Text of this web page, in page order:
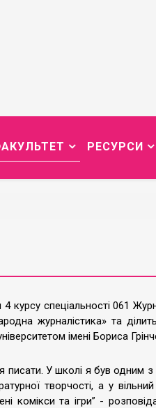
РЕСУРСИ
курсу спеціальності 061
журналістика» та
імені Бориса
писати. У школі я був одним з
творчості, а у
комікси та ігри” -